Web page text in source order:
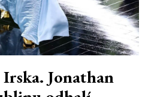
Jonathan